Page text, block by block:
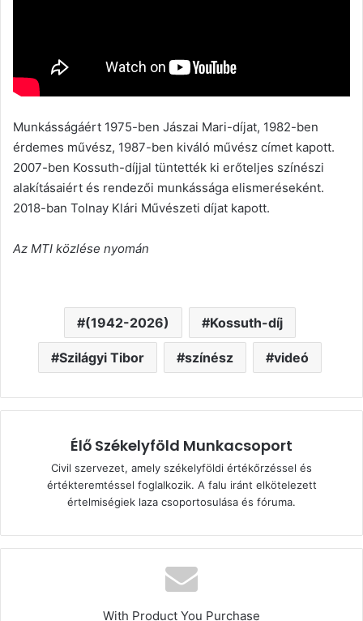
Munkásságáért 1975-ben Jászai Mari-díjat, 1982-ben
érdemes művész, 1987-ben kiváló művész címet kapott.
2007-ben Kossuth-díjjal tüntették ki erőteljes színészi
alakításaiért és rendezői munkássága elismeréseként.
2018-ban Tolnay Klári Művészeti díjat kapott.
Az MTI közlése nyomán
(1942-2026) Kossuth-díj
Szilágyi Tibor színész videó
Élő Székelyföld Munkacsoport
Civil szervezet, amely székelyföldi értékőrzéssel és
értékteremtéssel foglalkozik. A falu iránt elkötelezett
értelmiségiek laza csoportosulása és fóruma.
With Product You Purchase